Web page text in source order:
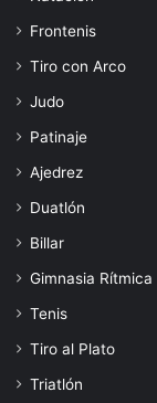
Frontenis
Tiro con Arco
Judo
Patinaje
Ajedrez
Duatlón
Billar
Gimnasia Rítmica
Tenis
Tiro al Plato
Triatlón